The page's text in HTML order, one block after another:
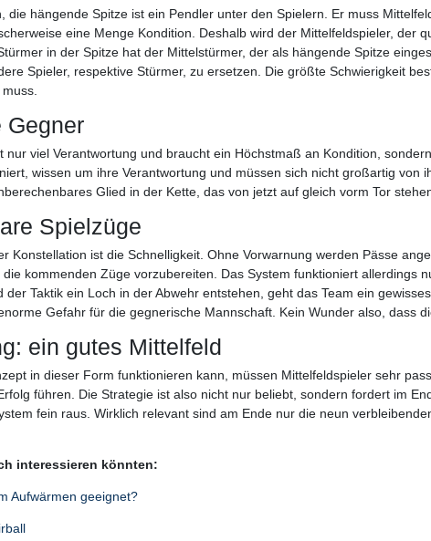
die hängende Spitze ist ein Pendler unter den Spielern. Er muss
eine Menge Kondition. Deshalb wird der Mittelfeldspieler,
in der Spitze hat der Mittelstürmer, der als hängende Spitze
Spieler, respektive Stürmer, zu ersetzen. Die größte Schwierigkeit
Gegner
nur viel Verantwortung und braucht ein Höchstmaß an Kondition,
wissen um ihre Verantwortung und müssen sich nicht großartig
Glied in der Kette, das von jetzt auf gleich vorm Tor
Spielzüge
Konstellation ist die Schnelligkeit. Ohne Vorwarnung werden Pässe
die kommenden Züge vorzubereiten. Das System funktioniert
der Taktik ein Loch in der Abwehr entstehen, geht das Team ein
Gefahr für die gegnerische Mannschaft. Kein Wunder also, dass
ein gutes Mittelfeld
in dieser Form funktionieren kann, müssen Mittelfeldspieler sehr
führen. Die Strategie ist also nicht nur beliebt, sondern fordert im
fein raus. Wirklich relevant sind am Ende nur die neun
interessieren könnten:
Aufwärmen geeignet?